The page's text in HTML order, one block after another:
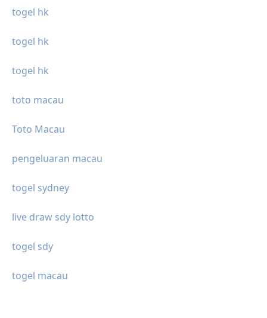
togel hk
togel hk
togel hk
toto macau
Toto Macau
pengeluaran macau
togel sydney
live draw sdy lotto
togel sdy
togel macau